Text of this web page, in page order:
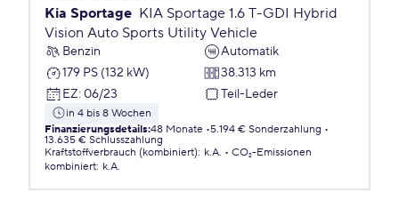
Kia Sportage KIA Sportage 1.6 T-GDI Hybrid
Vision Auto Sports Utility Vehicle
Benzin
Automatik
179 PS (132 kW)
38.313 km
EZ: 06/23 Teil-Leder
in 4 bis 8 Wochen
Finanzierungsdetails:48 Monate 5.194 € Sonderzahlung
13.635 € Schlusszahlung
Kraftstoffverbrauch (kombiniert): k.A.
CO₂-Emissionen
kombiniert: k.A.